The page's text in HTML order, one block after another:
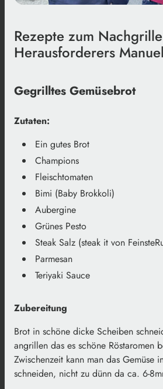
Rezepte zum
Herausforderers Manuel
Gegrilltes Gemüsebrot
Zutaten:
Ein gutes Brot
Champions
Fleischtomaten
Bimi (Baby Brokkoli)
Aubergine
Grünes Pesto
Steak Salz (steak it von
Parmesan
Teriyaki Sauce
Zubereitung
Brot in schöne dicke Scheiben
angrillen das es schöne Röstaromen
Zwischenzeit kann man das Gemüse
schneiden, nicht zu dünn da ca. 6-